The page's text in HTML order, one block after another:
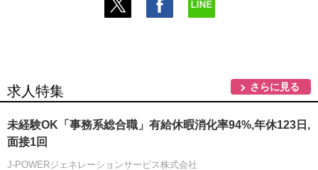
求人特集 さらに見る
未経験OK「事務系総合職」有給休暇消化率94%,年休123日,
面接1回
J-POWERジェネレーションサービス株式会社